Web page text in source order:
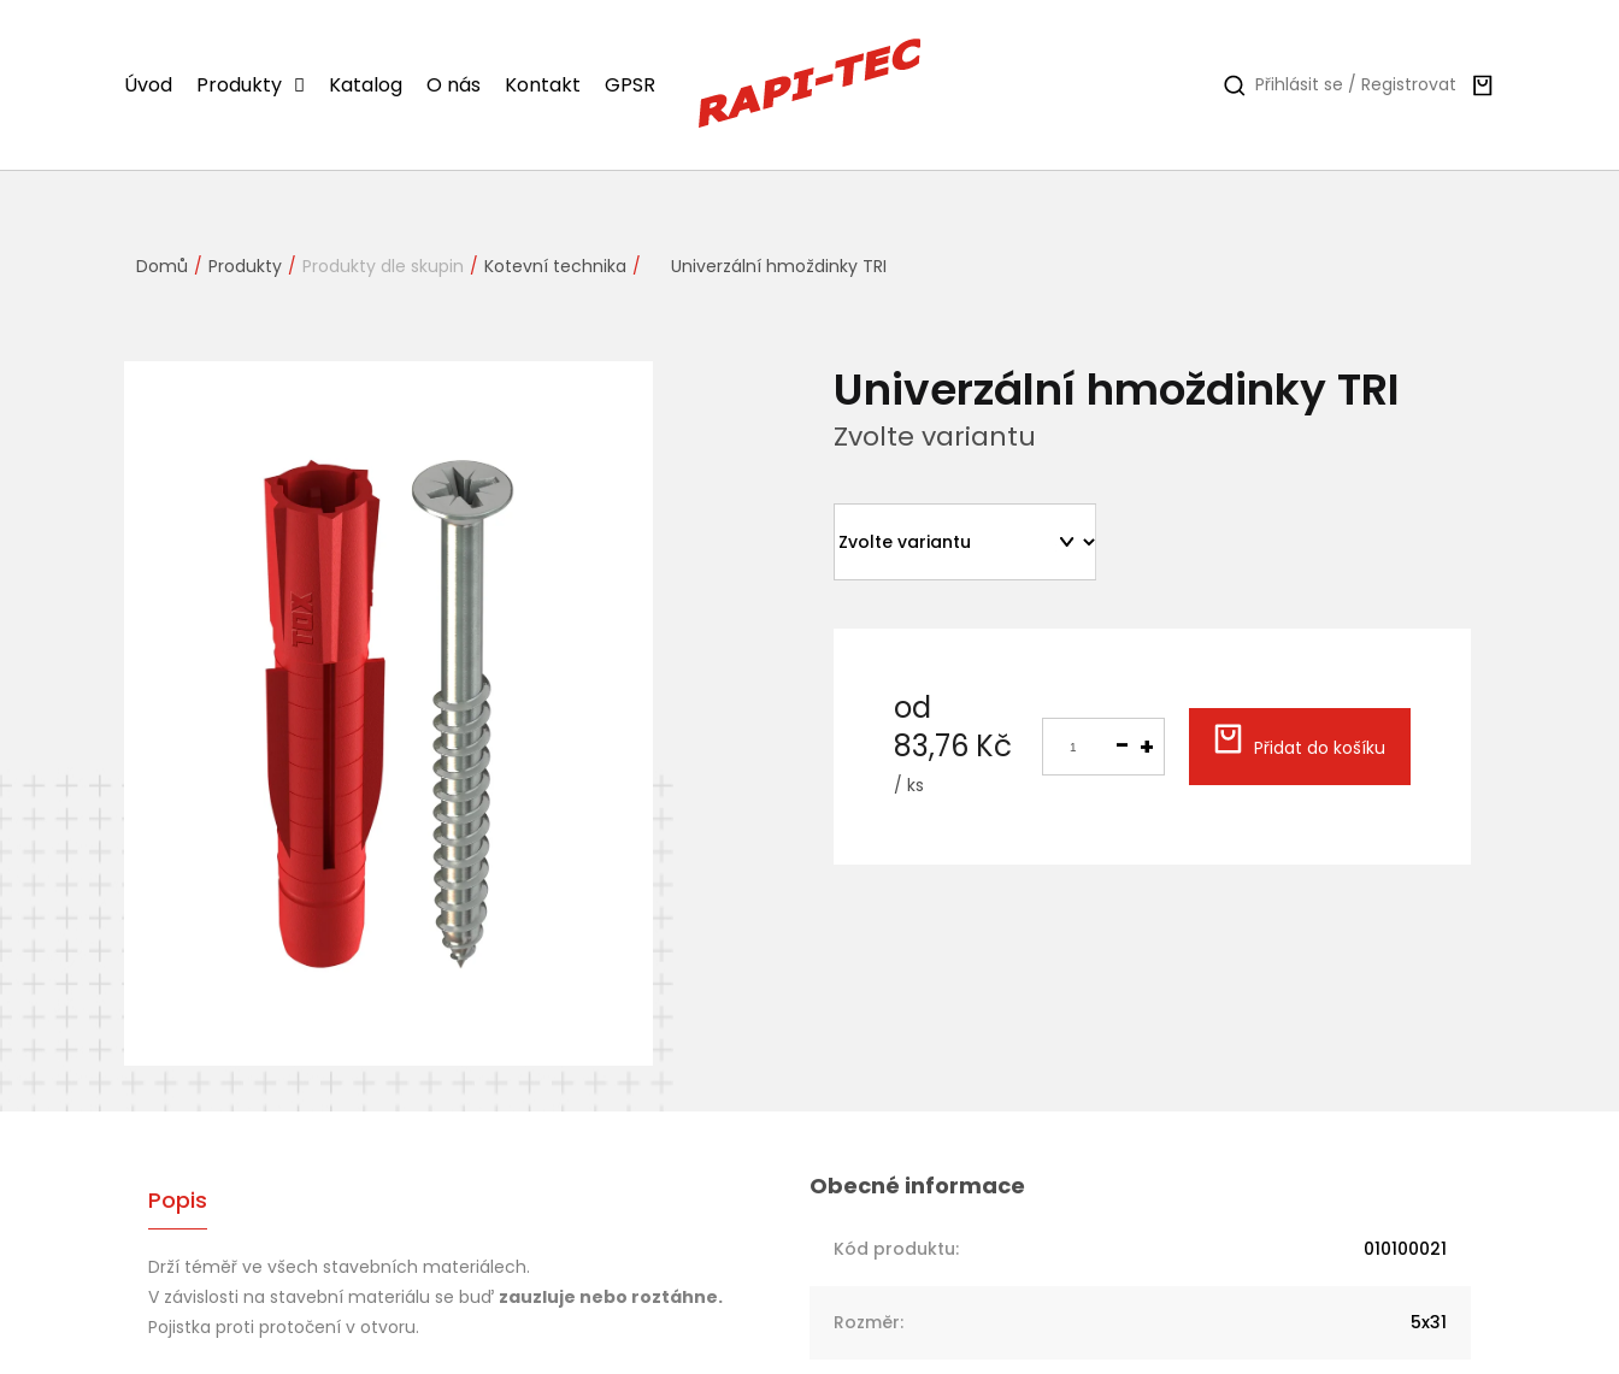
Úvod Produkty Katalog O nás Kontakt GPSR Přihlásit se / Registrovat
Domů Produkty Produkty dle skupin Kotevní technika Univerzální hmoždinky TRI
Univerzální hmoždinky TRI
Zvolte variantu
od
83,76 Kč
/ ks
Přidat do košíku
Popis
Drží téměř ve všech stavebních materiálech.
V závislosti na stavební materiálu se buď zauzluje nebo roztáhne.
Pojistka proti protočení v otvoru.
Kód produktu: 010100021
Rozměr: 5x31